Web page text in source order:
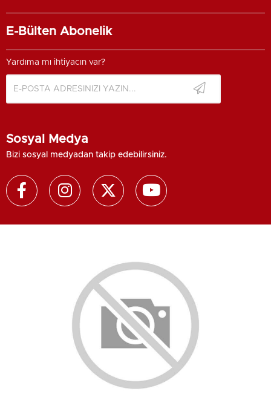
E-Bülten Abonelik
Yardıma mı ihtiyacın var?
Sosyal Medya
Bizi sosyal medyadan takip edebilirsiniz.